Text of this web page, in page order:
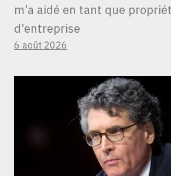
m’a aidé en tant que
d’entreprise
6 août 2026